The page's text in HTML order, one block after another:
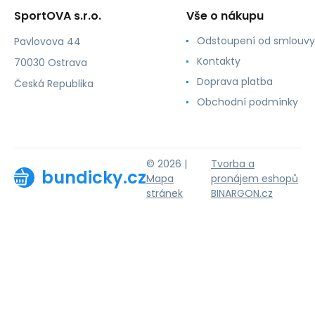
SportOVA s.r.o.
Pavlovova 44
70030 Ostrava
Česká Republika
Vše o nákupu
Odstoupení od smlouvy
Kontakty
Doprava platba
Obchodní podmínky
bundicky.cz
© 2026 |
Mapa
stránek
Tvorba a
pronájem eshopů
BINARGON.cz